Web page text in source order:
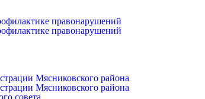
правонарушений
правонарушений
Мясниковского района
Мясниковского района
совета